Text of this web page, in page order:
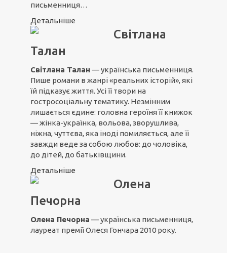
письменниця…
Детальніше
Світлана
Талан
Світлана Талан — українська письменниця.
Пише романи в жанрі «реальних історій», які
їй підказує життя. Усі її твори на
гостросоціальну тематику. Незмінним
лишається єдине: головна героїня її книжок
— жінка-українка, вольова, зворушлива,
ніжна, чуттєва, яка іноді помиляється, але її
завжди веде за собою любов: до чоловіка,
до дітей, до батьківщини.
Детальніше
Олена
Печорна
Олена Печорна — українська письменниця,
лауреат премії Олеся Гончара 2010 року.